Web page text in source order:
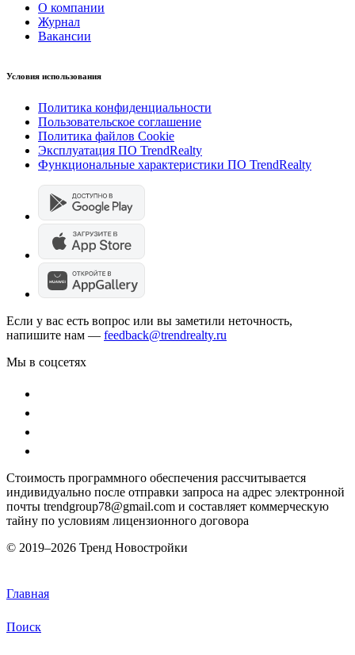
О компании
Журнал
Вакансии
Условия использования
Политика конфиденциальности
Пользовательское соглашение
Политика файлов Cookie
Эксплуатация ПО TrendRealty
Функциональные характеристики ПО TrendRealty
Если у вас есть вопрос или вы заметили неточность,
напишите нам — feedback@trendrealty.ru
Мы в соцсетях
Стоимость программного обеспечения рассчитывается
индивидуально после отправки запроса на адрес электронной
почты trendgroup78@gmail.com и составляет коммерческую
тайну по условиям лицензионного договора
© 2019–2026 Тренд Новостройки
Главная
Поиск